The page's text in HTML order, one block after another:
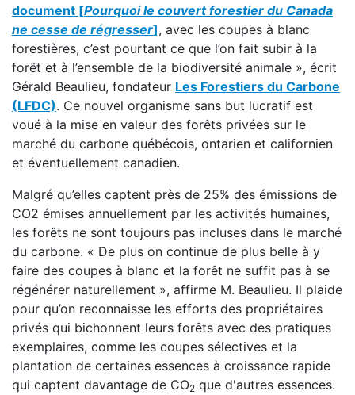
document [Pourquoi le couvert forestier du Canada
ne cesse de régresser], avec les coupes à blanc
forestières, c’est pourtant ce que l’on fait subir à la
forêt et à l’ensemble de la biodiversité animale », écrit
Gérald Beaulieu, fondateur Les Forestiers du Carbone
(LFDC). Ce nouvel organisme sans but lucratif est
voué à la mise en valeur des forêts privées sur le
marché du carbone québécois, ontarien et californien
et éventuellement canadien.
Malgré qu’elles captent près de 25% des émissions de
CO2 émises annuellement par les activités humaines,
les forêts ne sont toujours pas incluses dans le marché
du carbone. « De plus on continue de plus belle à y
faire des coupes à blanc et la forêt ne suffit pas à se
régénérer naturellement », affirme M. Beaulieu. Il plaide
pour qu’on reconnaisse les efforts des propriétaires
privés qui bichonnent leurs forêts avec des pratiques
exemplaires, comme les coupes sélectives et la
plantation de certaines essences à croissance rapide
qui captent davantage de CO2 que d'autres essences.